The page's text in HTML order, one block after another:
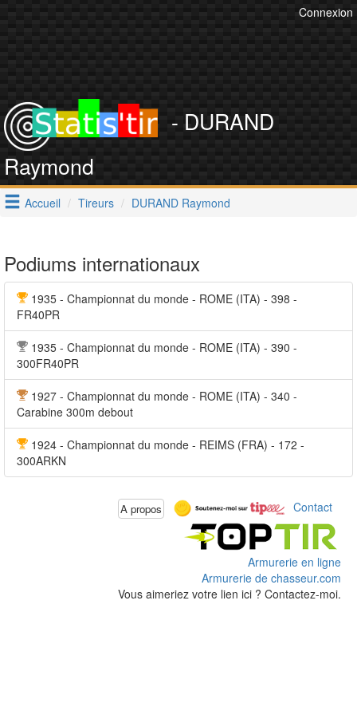
Connexion
- DURAND
Raymond
Accueil Tireurs DURAND Raymond
Podiums internationaux
1935 - Championnat du monde - ROME (ITA) - 398 -
FR40PR
1935 - Championnat du monde - ROME (ITA) - 390 -
300FR40PR
1927 - Championnat du monde - ROME (ITA) - 340 -
Carabine 300m debout
1924 - Championnat du monde - REIMS (FRA) - 172 -
300ARKN
A propos Contact
Armurerie en ligne
Armurerie de chasseur.com
Vous aimeriez votre lien ici ? Contactez-moi.